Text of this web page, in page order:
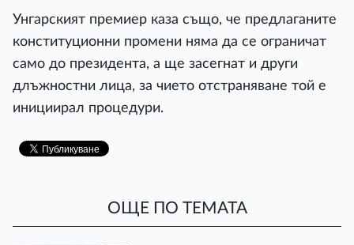
Унгарският премиер каза също, че предлаганите
конституционни промени няма да се ограничат
само до президента, а ще засегнат и други
длъжностни лица, за чието отстраняване той е
инициирал процедури.
ОЩЕ ПО ТЕМАТА